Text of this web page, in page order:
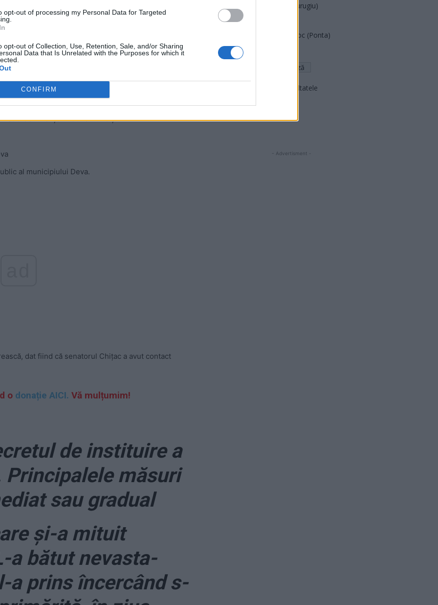
opt-out of processing my Personal Data for Targeted
opt-out of Collection, Use, Retention, Sale, and/or Sharing
Data that Is Unrelated with the Purposes for which it
CONFIRM
cu coronavirus:
Constanța
de Finanțe în Guvernul Cîțu
al municipiului Deva.
dat fiind că senatorul Chițac a avut contact
o donație AICI. Vă mulțumim!
de instituire a
măsuri
sau gradual
și-a mituit
a bătut nevasta-
a prins încercând s-
Partidul Patrioților (Surugiu)
FAR (Coarnă)
România pe Primul Loc (Ponta)
Altul
Arată rezultatele
- Advertisment -